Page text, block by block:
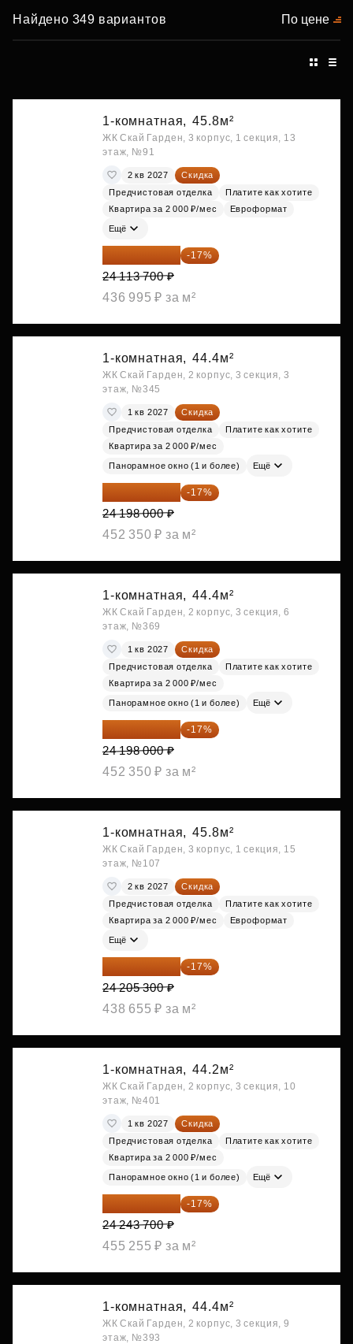
Найдено 349 вариантов По цене
1-комнатная, 45.8м²
ЖК Скай Гарден, 3 корпус, 1 секция, 13
этаж, №91
2 кв 2027
Скидка
Предчистовая отделка
Платите как хотите
Квартира за 2 000 ₽/мес
Евроформат
Ещё
20 014 371 ₽ -17%
24 113 700 ₽
436 995 ₽ за м²
1-комнатная, 44.4м²
ЖК Скай Гарден, 2 корпус, 3 секция, 3
этаж, №345
1 кв 2027
Скидка
Предчистовая отделка
Платите как хотите
Квартира за 2 000 ₽/мес
Панорамное окно (1 и более) Ещё
20 084 340 ₽ -17%
24 198 000 ₽
452 350 ₽ за м²
1-комнатная, 44.4м²
ЖК Скай Гарден, 2 корпус, 3 секция, 6
этаж, №369
1 кв 2027
Скидка
Предчистовая отделка
Платите как хотите
Квартира за 2 000 ₽/мес
Панорамное окно (1 и более) Ещё
20 084 340 ₽ -17%
24 198 000 ₽
452 350 ₽ за м²
1-комнатная, 45.8м²
ЖК Скай Гарден, 3 корпус, 1 секция, 15
этаж, №107
2 кв 2027
Скидка
Предчистовая отделка
Платите как хотите
Квартира за 2 000 ₽/мес
Евроформат
Ещё
20 090 399 ₽ -17%
24 205 300 ₽
438 655 ₽ за м²
1-комнатная, 44.2м²
ЖК Скай Гарден, 2 корпус, 3 секция, 10
этаж, №401
1 кв 2027
Скидка
Предчистовая отделка
Платите как хотите
Квартира за 2 000 ₽/мес
Панорамное окно (1 и более) Ещё
20 122 271 ₽ -17%
24 243 700 ₽
455 255 ₽ за м²
1-комнатная, 44.4м²
ЖК Скай Гарден, 2 корпус, 3 секция, 9
этаж, №393